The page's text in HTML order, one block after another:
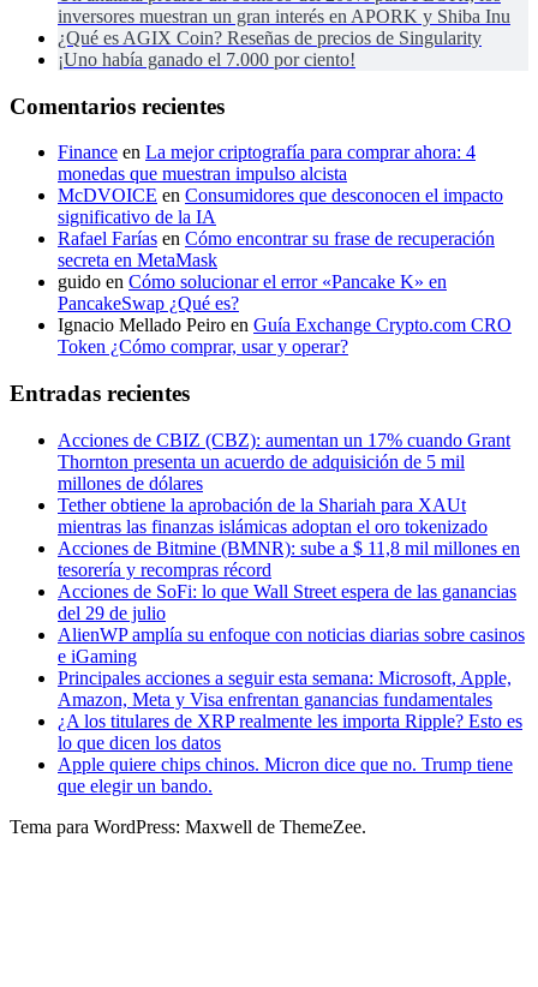
inversores muestran un gran interés en APORK y Shiba Inu
¿Qué es AGIX Coin? Reseñas de precios de Singularity
¡Uno había ganado el 7.000 por ciento!
Comentarios recientes
Finance en La mejor criptografía para comprar ahora: 4
monedas que muestran impulso alcista
McDVOICE en Consumidores que desconocen el impacto
significativo de la IA
Rafael Farías en Cómo encontrar su frase de recuperación
secreta en MetaMask
guido en Cómo solucionar el error «Pancake K» en
PancakeSwap ¿Qué es?
Ignacio Mellado Peiro en Guía Exchange Crypto.com CRO
Token ¿Cómo comprar, usar y operar?
Entradas recientes
Acciones de CBIZ (CBZ): aumentan un 17% cuando Grant
Thornton presenta un acuerdo de adquisición de 5 mil
millones de dólares
Tether obtiene la aprobación de la Shariah para XAUt
mientras las finanzas islámicas adoptan el oro tokenizado
Acciones de Bitmine (BMNR): sube a $ 11,8 mil millones en
tesorería y recompras récord
Acciones de SoFi: lo que Wall Street espera de las ganancias
del 29 de julio
AlienWP amplía su enfoque con noticias diarias sobre casinos
e iGaming
Principales acciones a seguir esta semana: Microsoft, Apple,
Amazon, Meta y Visa enfrentan ganancias fundamentales
¿A los titulares de XRP realmente les importa Ripple? Esto es
lo que dicen los datos
Apple quiere chips chinos. Micron dice que no. Trump tiene
que elegir un bando.
Tema para WordPress: Maxwell de ThemeZee.